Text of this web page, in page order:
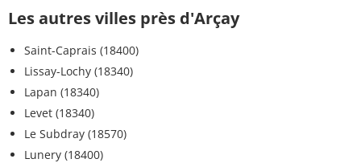
Les autres villes près d'Arçay
Saint-Caprais (18400)
Lissay-Lochy (18340)
Lapan (18340)
Levet (18340)
Le Subdray (18570)
Lunery (18400)